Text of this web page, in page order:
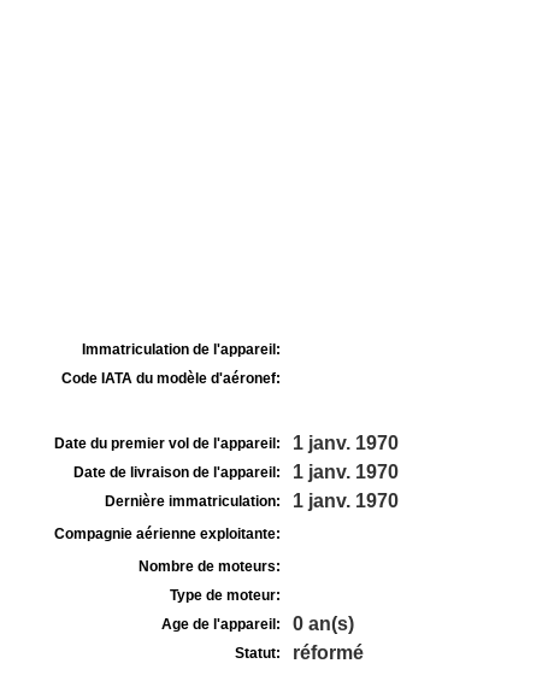
Immatriculation de l'appareil:
Code IATA du modèle d'aéronef:
Date du premier vol de l'appareil: 1 janv. 1970
Date de livraison de l'appareil: 1 janv. 1970
Dernière immatriculation: 1 janv. 1970
Compagnie aérienne exploitante:
Nombre de moteurs:
Type de moteur:
Age de l'appareil:
0 an(s)
Statut: réformé